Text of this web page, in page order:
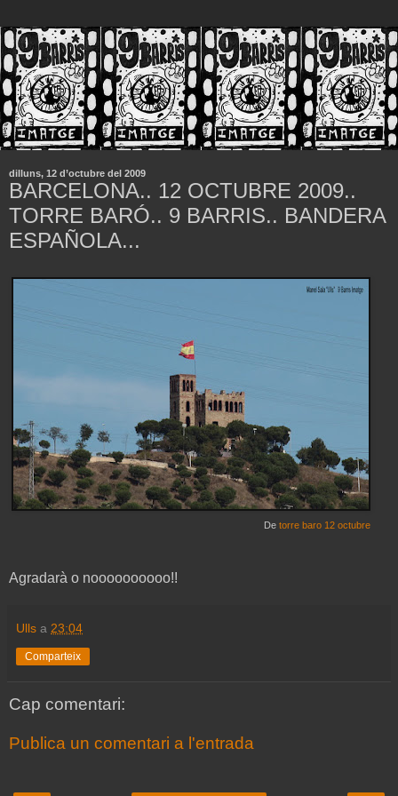
dilluns, 12 d’octubre del 2009
BARCELONA.. 12 OCTUBRE 2009..
TORRE BARÓ.. 9 BARRIS.. BANDERA
ESPAÑOLA...
De torre baro 12 octubre
Agradarà o noooooooooo!!
Ulls a 23:04
Comparteix
Cap comentari:
Publica un comentari a l'entrada